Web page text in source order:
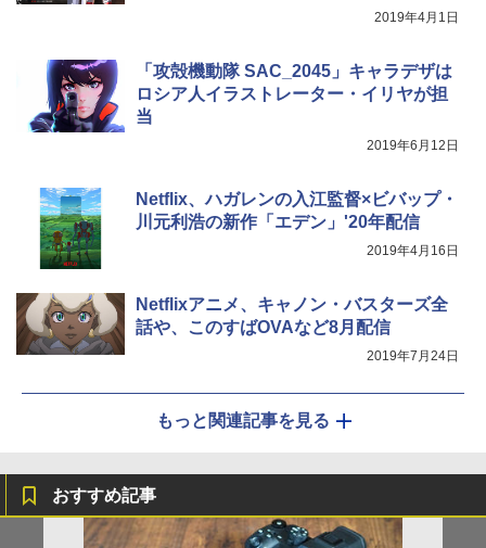
2019年4月1日
「攻殻機動隊 SAC_2045」キャラデザは
ロシア人イラストレーター・イリヤが担
当
2019年6月12日
Netflix、ハガレンの入江監督×ビバップ・
川元利浩の新作「エデン」'20年配信
2019年4月16日
Netflixアニメ、キャノン・バスターズ全
話や、このすばOVAなど8月配信
2019年7月24日
もっと関連記事を見る
おすすめ記事